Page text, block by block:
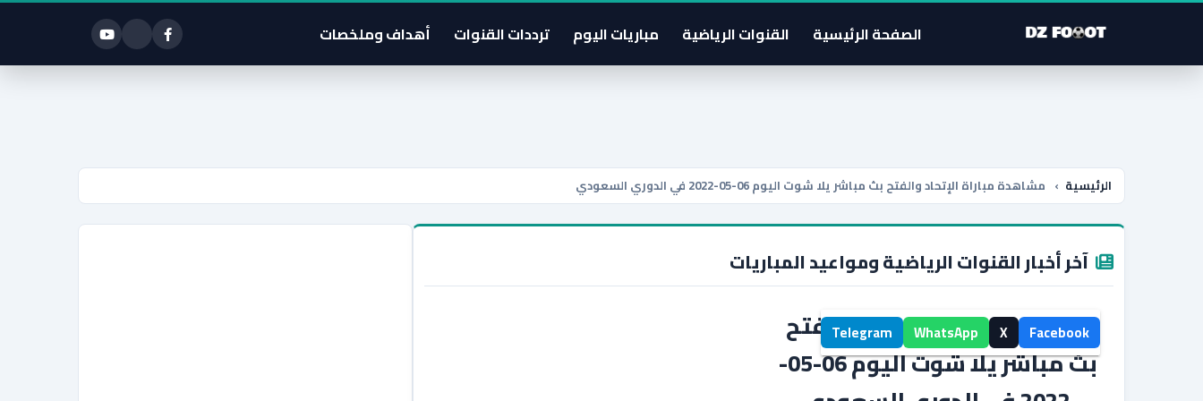
الصفحة الرئيسية القنوات الرياضية مباريات اليوم ترددات القنوات أهداف وملخصات
الرئيسية › مشاهدة مباراة الإتحاد والفتح بث مباشر يلا شوت اليوم 06-05-2022 في الدوري السعودي
آخر أخبار القنوات الرياضية ومواعيد المباريات
مشاهدة مباراة الإتحاد والفتح
بث مباشر يلا شوت اليوم 06-05-
Facebook
X
WhatsApp
Telegram